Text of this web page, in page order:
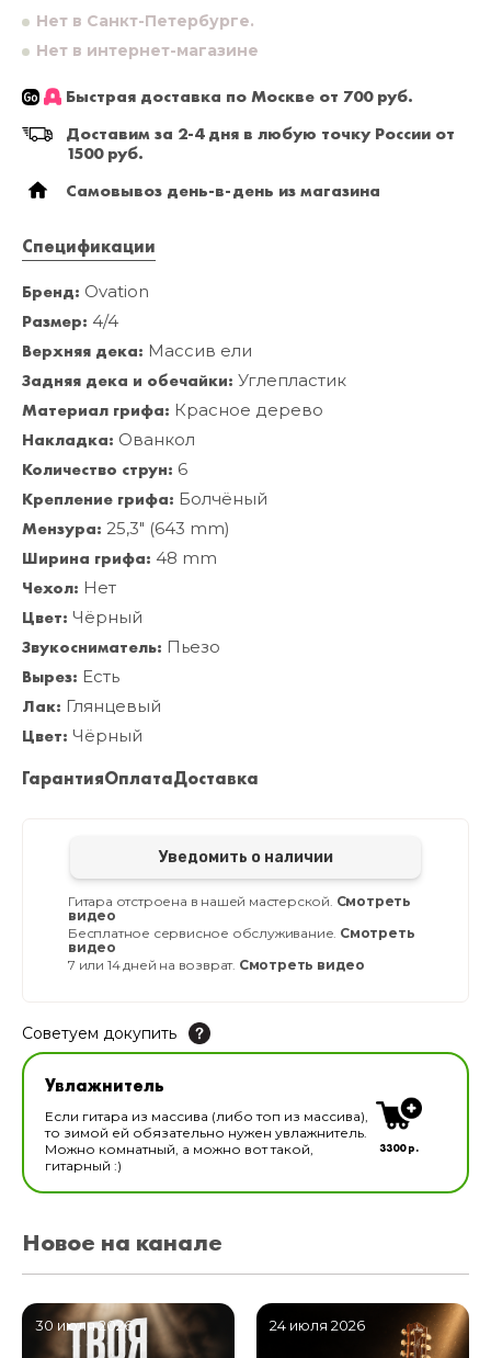
Нет в Санкт-Петербурге.
Нет в интернет-магазине
Быстрая доставка по Москве от 700 руб.
Доставим за 2-4 дня в любую точку России от
1500 руб.
Самовывоз день-в-день из магазина
Спецификации
Бренд: Ovation
Размер: 4/4
Верхняя дека: Массив ели
Задняя дека и обечайки: Углепластик
Материал грифа: Красное дерево
Накладка: Ованкол
Количество струн: 6
Крепление грифа: Болчёный
Мензура: 25,3" (643 mm)
Ширина грифа: 48 mm
Чехол: Нет
Цвет: Чёрный
Звукосниматель: Пьезо
Вырез: Есть
Лак: Глянцевый
Цвет: Чёрный
ГарантияОплатаДоставка
Уведомить о наличии
Гитара отстроена в нашей мастерской. Смотреть
видео
Бесплатное сервисное обслуживание. Смотреть
видео
7 или 14 дней на возврат. Смотреть видео
Советуем докупить
Увлажнитель для музыкальных инструментов
В наличии
Увлажнитель
Если гитара из массива (либо топ из массива),
то зимой ей обязательно нужен увлажнитель.
Можно комнатный, а можно вот такой,
гитарный :)
3300 р.
Новое на канале
30 июля 2026 24 июля 2026